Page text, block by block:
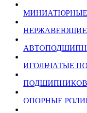
ИГОЛЬЧАТЫЕ
ОПОРНЫЕ